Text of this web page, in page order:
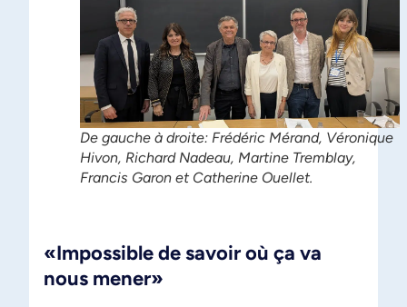
De gauche à droite: Frédéric Mérand, Véronique
Hivon, Richard Nadeau, Martine Tremblay,
Francis Garon et Catherine Ouellet.
«Impossible de savoir où ça va
nous mener»